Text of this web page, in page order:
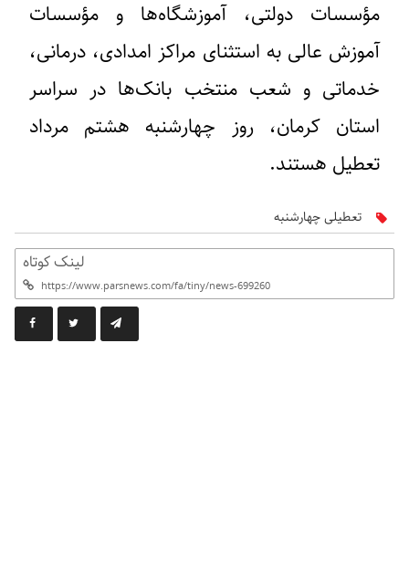
مؤسسات دولتی، آموزشگاه‌ها و مؤسسات
آموزش عالی به استثنای مراکز امدادی، درمانی،
خدماتی و شعب منتخب بانک‌ها در سراسر
استان کرمان، روز چهارشنبه هشتم مرداد
تعطیل هستند.
تعطیلی چهارشنبه
لینک کوتاه